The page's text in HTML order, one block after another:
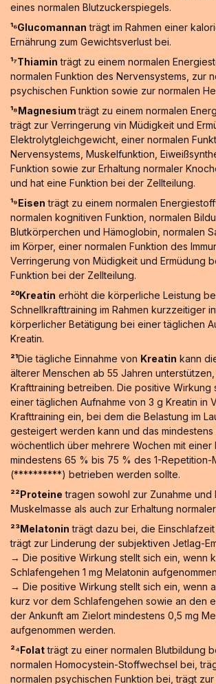
eines normalen Blutzuckerspiegels.
¹⁶Glucomannan trägt im Rahmen einer
Ernährung zum Gewichtsverlust bei.
¹⁷Thiamin trägt zu einem normalen
normalen Funktion des Nervensystems, zur
psychischen Funktion sowie zur normalen
¹⁸Magnesiumträgt zu einem normalen
trägt zur Verringerung vin Müdigkeit und
Elektrolytgleichgewicht, einer normalen
Nervensystems, Muskelfunktion,
Funktion sowie zur Erhaltung normaler
und hat eine Funktion bei der Zellteilung.
¹⁹Eisen trägt zu einem normalen
normalen kognitiven Funktion, normalen
Blutkörperchen und Hämoglobin, normalen
im Körper, einer normalen Funktion des
Verringerung von Müdigkeit und Ermüdung
Funktion bei der Zellteilung.
²⁰Kreatin erhöht die körperliche Leistung
Schnellkrafttraining im Rahmen kurzzeitiger
körperlicher Betätigung bei einer täglichen
Kreatin.
²¹Die tägliche Einnahme von Kreatin kann
älterer Menschen ab 55 Jahren
Krafttraining betreiben. Die positive Wirkung
einer täglichen Aufnahme von 3 g Kreatin in
Krafttraining ein, bei dem die Belastung im
gesteigert werden kann und das mindestens
wöchentlich über mehrere Wochen mit einer
mindestens 65 % bis 75 % des 1-Repetition-
(**********) betrieben werden sollte.
²²Proteine tragen sowohl zur Zunahme und
Muskelmasse als auch zur Erhaltung
²³Melatonin trägt dazu bei, die
trägt zur Linderung der subjektiven Jetlag-
→ Die positive Wirkung stellt sich ein, wenn
Schlafengehen 1 mg Melatonin
→ Die positive Wirkung stellt sich ein, wenn
kurz vor dem Schlafengehen sowie an den
der Ankunft am Zielort mindestens 0,5 mg
aufgenommen werden.
²⁴Folatträgt zu einer normalen Blutbildung
normalen Homocystein-Stoffwechsel bei,
normalen psychischen Funktion bei, trägt zur